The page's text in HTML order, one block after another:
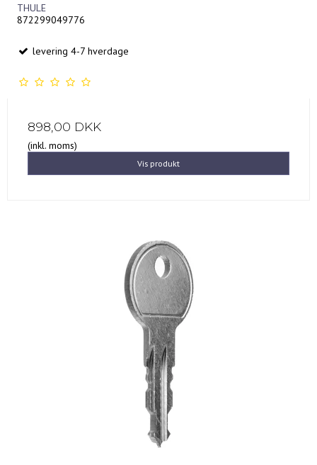
THULE
872299049776
levering 4-7 hverdage
898,00 DKK
(inkl. moms)
Vis produkt